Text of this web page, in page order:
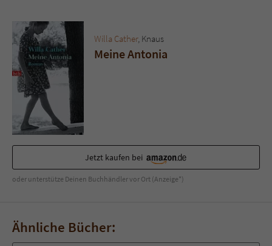
Willa Cather, Knaus
Meine Antonia
Jetzt kaufen bei
oder unterstütze Deinen Buchhändler vor Ort (Anzeige*)
Ähnliche Bücher:
Laufzeit
Zweck
Dieses Cookie gewährleistet die